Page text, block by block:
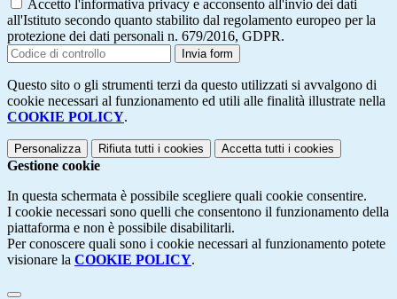
Accetto l'informativa privacy e acconsento all'invio dei dati
all'Istituto secondo quanto stabilito dal regolamento europeo per la
protezione dei dati personali n. 679/2016, GDPR.
Invia form
Questo sito o gli strumenti terzi da questo utilizzati si avvalgono di
cookie necessari al funzionamento ed utili alle finalità illustrate nella
COOKIE POLICY.
Personalizza Rifiuta tutti i cookies Accetta tutti i cookies
Gestione cookie
In questa schermata è possibile scegliere quali cookie consentire.
I cookie necessari sono quelli che consentono il funzionamento della
piattaforma e non è possibile disabilitarli.
Per conoscere quali sono i cookie necessari al funzionamento potete
visionare la COOKIE POLICY.